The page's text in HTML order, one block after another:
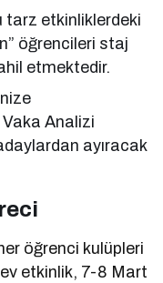
tarz etkinliklerdeki
öğrencileri staj
etmektedir.
Analizi
ayıracak
öğrenci kulüpleri
etkinlik, 7-8 Mart